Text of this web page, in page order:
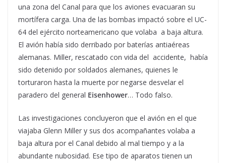
una zona del Canal para que los aviones evacuaran su
mortífera carga. Una de las bombas impactó sobre el UC-
64 del ejército norteamericano que volaba a baja altura.
El avión había sido derribado por baterías antiaéreas
alemanas. Miller, rescatado con vida del accidente, había
sido detenido por soldados alemanes, quienes le
torturaron hasta la muerte por negarse desvelar el
paradero del general Eisenhower… Todo falso.
Las investigaciones concluyeron que el avión en el que
viajaba Glenn Miller y sus dos acompañantes volaba a
baja altura por el Canal debido al mal tiempo y a la
abundante nubosidad. Ese tipo de aparatos tienen un